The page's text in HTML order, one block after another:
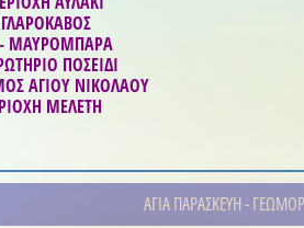
ΜΑΥΡΟΜΠΑΡΑ
ΠΟΣΕΙΔΙ
ΑΓΙΟΥ ΝΙΚΟΛΑΟΥ
ΜΕΛΕΤΗ
ΑΓΙΑ ΠΑΡΑΣΚΕΥΗ -